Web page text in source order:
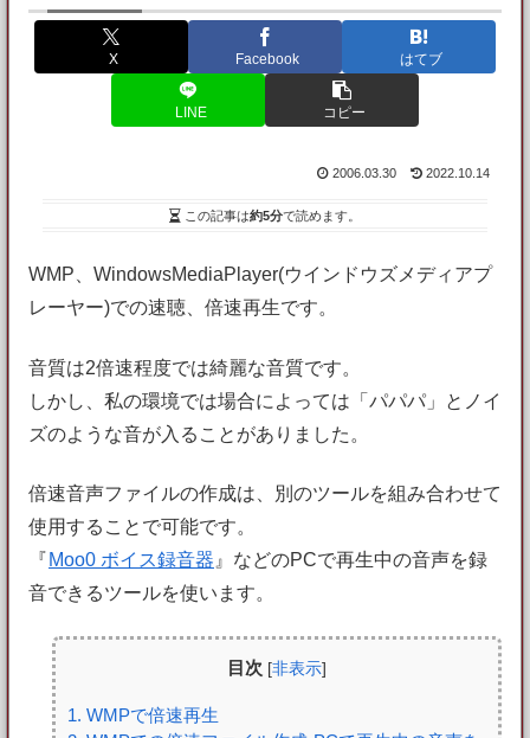
X Facebook はてブ
LINE コピー
2006.03.30 2022.10.14
この記事は約5分で読めます。
WMP、WindowsMediaPlayer(ウインドウズメディアプ
レーヤー)での速聴、倍速再生です。
音質は2倍速程度では綺麗な音質です。
しかし、私の環境では場合によっては「パパパ」とノイ
ズのような音が入ることがありました。
倍速音声ファイルの作成は、別のツールを組み合わせて
使用することで可能です。
『 Moo0 ボイス録音器 』などのPCで再生中の音声を録
音できるツールを使います。
目次 [非表示]
1. WMPで倍速再生